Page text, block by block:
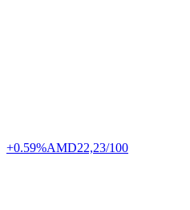
+0.59%AMD22,23/100